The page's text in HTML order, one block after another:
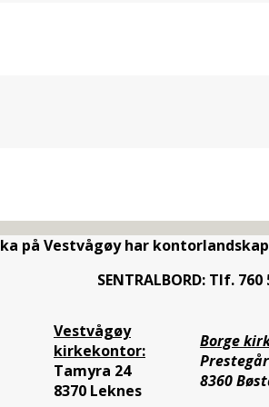
på Vestvågøy har
SENTRALBORD: Tlf. 760
Vestvågøy
kirkekontor:
Tamyra 24
8370 Leknes
Borge
8360